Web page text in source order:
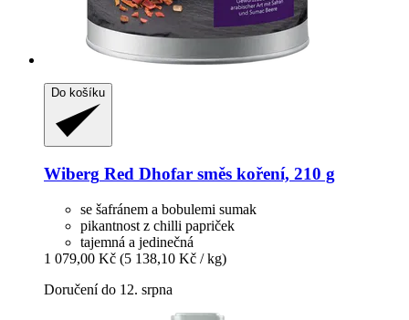
Do košíku
Wiberg Red Dhofar směs koření, 210 g
se šafránem a bobulemi sumak
pikantnost z chilli papriček
tajemná a jedinečná
1 079,00 Kč (5 138,10 Kč / kg)
Doručení do 12. srpna